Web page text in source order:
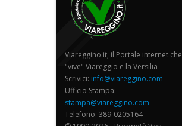
Viareggino.it, il Portale internet che
"vive" Viareggio e la Versilia
Scrivici: info@viareggino.com
Ufficio Stampa:
stampa@viareggino.com
Telefono: 389-0205164